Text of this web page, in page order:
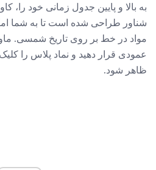
به بالا و پایین جدول زمانی خود را،
شناور طراحی شده است تا به شما
مواد در خط بر روی تاریخ شمسی.
عمودی قرار دهید و نماد پلاس را
ظاهر شود.